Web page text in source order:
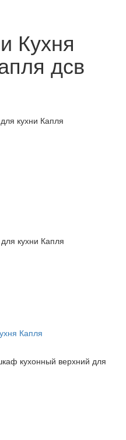
Кухня
дсв
кухни Капля
кухни Капля
Капля
кухонный верхний для